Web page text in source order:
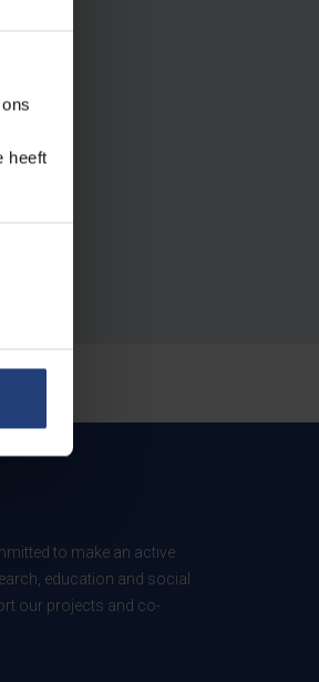
heeft
to make an active
education and social
our projects and co-